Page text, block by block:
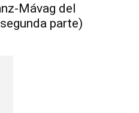
Mávag del
parte)